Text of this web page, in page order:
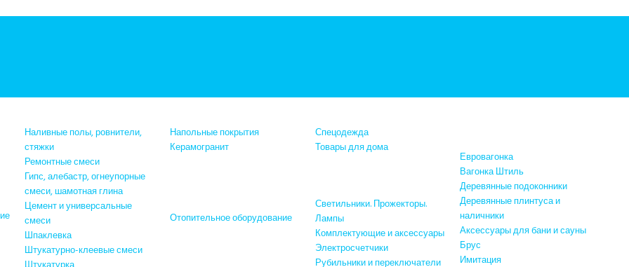
Наливные полы, ровнители,
стяжки
Ремонтные смеси
Гипс, алебастр, огнеупорные
смеси, шамотная глина
Цемент и универсальные
смеси
Шпаклевка
Штукатурно-клеевые смеси
Напольные покрытия
Керамогранит
Отопительное оборудование
Спецодежда
Товары для дома
Светильники. Прожекторы.
Лампы
Комплектующие и аксессуары
Электросчетчики
Рубильники и переключатели
Евровагонка
Вагонка Штиль
Деревянные подоконники
Деревянные плинтуса и
наличники
Аксессуары для бани и сауны
Брус
Имитация